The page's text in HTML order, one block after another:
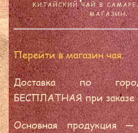
КИТАЙСКИЙ ЧАЙ В
МАГАЗИН.
Перейти в магазин чая.
Доставка по
БЕСПЛАТНАЯ при заказе
Основная